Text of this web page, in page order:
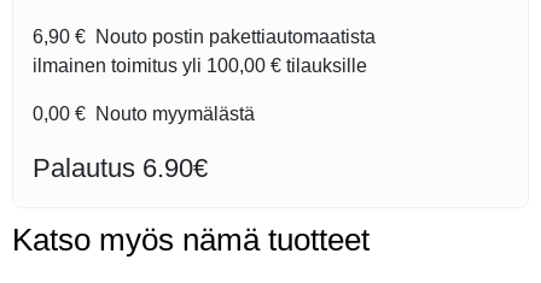
6,90 € Nouto postin pakettiautomaatista
ilmainen toimitus yli 100,00 € tilauksille
0,00 € Nouto myymälästä
Palautus 6.90€
Katso myös nämä tuotteet